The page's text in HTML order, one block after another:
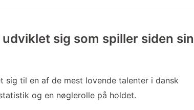
sig som spiller siden sin
sig til en af de mest lovende talenter i dansk
og en nøglerolle på holdet.